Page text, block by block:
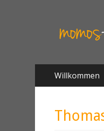
Springe
zum
Willkommen